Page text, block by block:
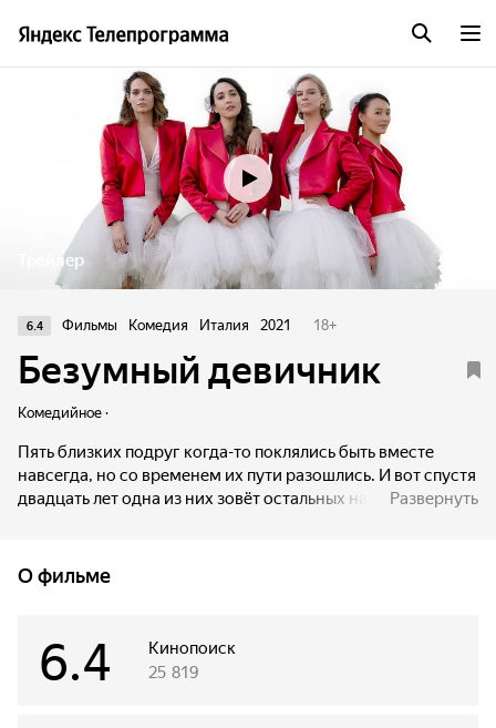
Трейлер
6.4 Фильмы Комедия Италия 2021 18+
Безумный девичник
Комедийное ·
Пять близких подруг когда-то поклялись быть вместе
навсегда, но со временем их пути разошлись. И вот спустя
двадцать лет одна из них зовёт остальных на девичник
сюрпризов и очень неожиданный финал…
Развернуть
О фильме
Кинопоиск
6.4 25 819